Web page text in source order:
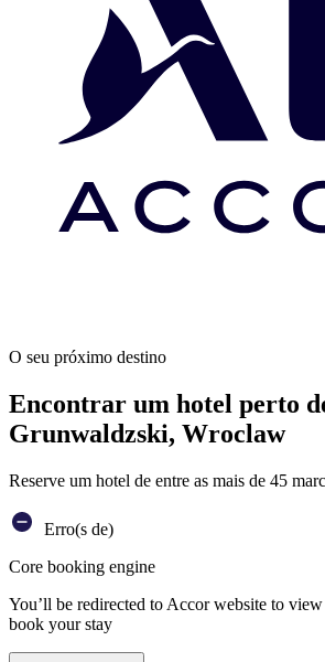
O seu próximo destino
Encontrar um hotel perto
Grunwaldzski, Wroclaw
Reserve um hotel de entre as mais de 45
Erro(s de)
Core booking engine
You’ll be redirected to Accor website to
book your stay